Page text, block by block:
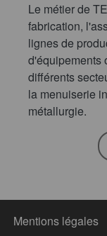
Le métier de
fabrication,
lignes de
d'équipements
différents
la menuiserie
métallurgie.
Mentions légales